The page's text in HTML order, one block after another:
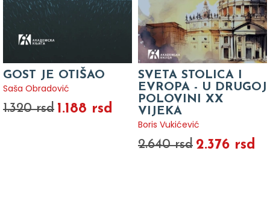
GOST JE OTIŠAO
Saša Obradović
1.320 rsd 1.188 rsd
SVETA STOLICA I
EVROPA - U DRUGOJ
POLOVINI XX
VIJEKA
Boris Vukićević
2.640 rsd 2.376 rsd